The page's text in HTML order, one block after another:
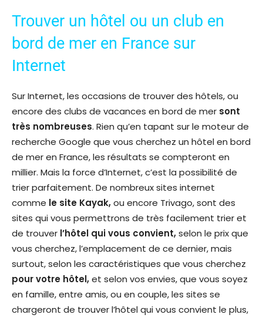
Trouver un hôtel ou un club en
bord de mer en France sur
Internet
Sur Internet, les occasions de trouver des hôtels, ou
encore des clubs de vacances en bord de mer sont
très nombreuses. Rien qu’en tapant sur le moteur de
recherche Google que vous cherchez un hôtel en bord
de mer en France, les résultats se compteront en
millier. Mais la force d’Internet, c’est la possibilité de
trier parfaitement. De nombreux sites internet
comme le site Kayak,ou encore Trivago, sont des
sites qui vous permettrons de très facilement trier et
de trouver l’hôtel qui vous convient,selon le prix que
vous cherchez, l’emplacement de ce dernier, mais
surtout, selon les caractéristiques que vous cherchez
pour votre hôtel,et selon vos envies, que vous soyez
en famille, entre amis, ou en couple, les sites se
chargeront de trouver l’hôtel qui vous convient le plus,